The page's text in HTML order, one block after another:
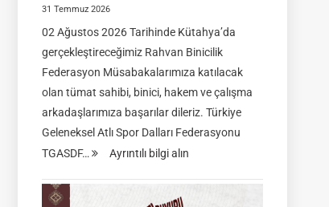
31 Temmuz 2026
02 Ağustos 2026 Tarihinde Kütahya’da
gerçekleştireceğimiz Rahvan Binicilik
Federasyon Müsabakalarımıza katılacak
olan tümat sahibi, binici, hakem ve çalışma
arkadaşlarımıza başarılar dileriz. Türkiye
Geleneksel Atlı Spor Dalları Federasyonu
TGASDF…
Ayrıntılı bilgi alın